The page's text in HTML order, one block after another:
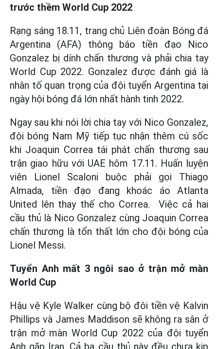
trước thềm World Cup 2022
Rạng sáng 18.11, trang chủ Liên đoàn Bóng đá
Argentina (AFA) thông báo tiền đạo Nico
Gonzalez bị dính chấn thương và phải chia tay
World Cup 2022. Gonzalez được đánh giá là
nhân tố quan trọng của đội tuyển Argentina tại
ngày hội bóng đá lớn nhất hành tinh 2022.
Ngay sau khi nói lời chia tay với Nico Gonzalez,
đội bóng Nam Mỹ tiếp tục nhận thêm cú sốc
khi Joaquin Correa tái phát chấn thương sau
trận giao hữu với UAE hôm 17.11. Huấn luyện
viên Lionel Scaloni buộc phải gọi Thiago
Almada, tiền đạo đang khoác áo Atlanta
United lên thay thế cho Correa. Việc cả hai
cầu thủ là Nico Gonzalez cùng Joaquin Correa
chấn thương là tổn thất lớn cho đội bóng của
Lionel Messi.
Tuyển Anh mất 3 ngôi sao ở trận mở màn
World Cup
Hậu vệ Kyle Walker cùng bộ đôi tiền vệ Kalvin
Phillips và James Maddison sẽ không ra sân ở
trận mở màn World Cup 2022 của đội tuyển
Anh gặp Iran. Cả ba cầu thủ này đều chưa kịp